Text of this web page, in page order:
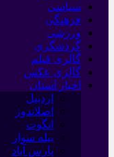
سیاسی
فرهنگی
ورزشی
گردشگری
گالری فیلم
گالری عکس
اخبار استان
اردبیل
اصلاندوز
انگوت
بیله سوار
پارس آباد